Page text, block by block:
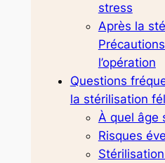
stress
Après la
l’opération
Questions
la stérilisation
À quel âge
Risques